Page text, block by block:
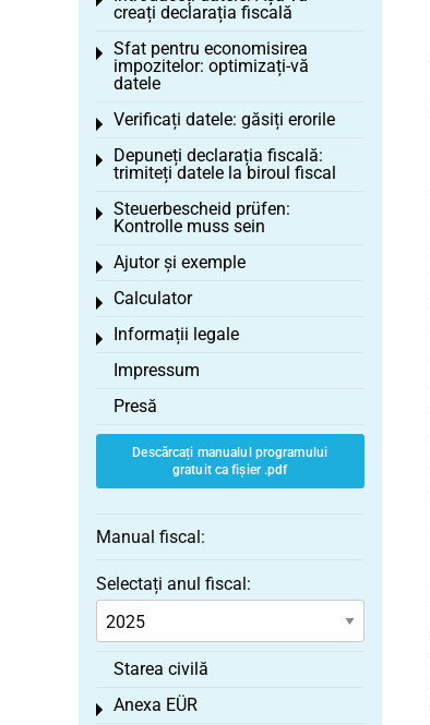
creați declarația fiscală
Sfat pentru economisirea
impozitelor: optimizați-vă
datele
Toggle menu
Verificați datele: găsiți erorile
Toggle menu
Depuneți declarația fiscală:
trimiteți datele la biroul fiscal
Toggle menu
Steuerbescheid prüfen:
Kontrolle muss sein
Toggle menu
Ajutor și exemple
Toggle menu
Calculator
Toggle menu
Informații legale
Toggle menu
Impressum
Presă
Descărcați manualul programului
gratuit ca fișier .pdf
Manual fiscal:
Selectați anul fiscal:
Starea civilă
Anexa EÜR
Toggle menu